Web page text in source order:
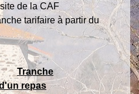
de la CAF
tarifaire à partir du
Tranche
repas